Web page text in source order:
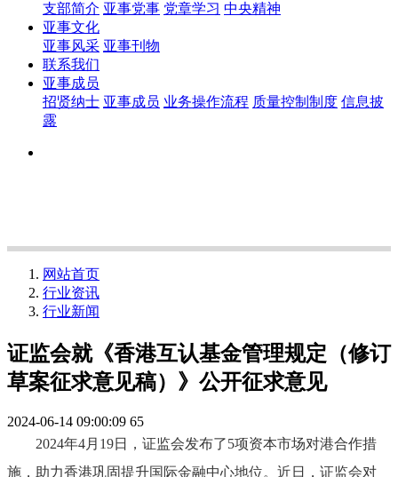
支部简介 亚事党事 党章学习 中央精神
亚事文化
亚事风采 亚事刊物
联系我们
亚事成员
招贤纳士 亚事成员 业务操作流程 质量控制制度 信息披
露
网站首页
行业资讯
行业新闻
证监会就《香港互认基金管理规定（修订
草案征求意见稿）》公开征求意见
2024-06-14 09:00:09 65
2024年4月 19日 ，证监会发布了5项资本市场对港合作措
施， 助力香港巩固提升国际金融中心地位。 近日，证监会对